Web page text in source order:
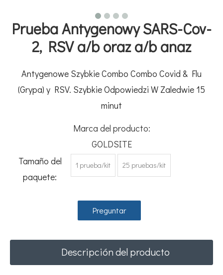
Prueba Antygenowy SARS-Cov-
2, RSV a/b oraz a/b anaz
Antygenowe Szybkie Combo Combo Covid & Flu
(Grypa) y RSV. Szybkie Odpowiedzi W Zaledwie 15
minut
Marca del producto:
GOLDSITE
Tamaño del
paquete:
1 prueba/kit 25 pruebas/kit
Preguntar
Descripción del producto